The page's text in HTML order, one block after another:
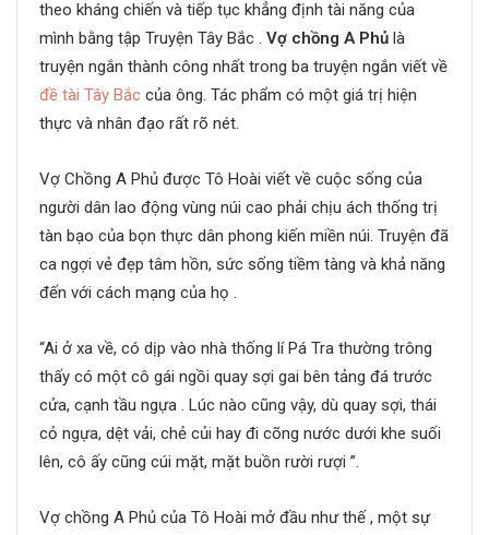
theo kháng chiến và tiếp tục khẳng định tài năng của
mình bằng tập Truyện Tây Bắc . Vợ chồng A Phủ là
truyện ngắn thành công nhất trong ba truyện ngắn viết về
đề tài Tây Bắc của ông. Tác phẩm có một giá trị hiện
thực và nhân đạo rất rõ nét.
Vợ Chồng A Phủ được Tô Hoài viết về cuộc sống của
người dân lao động vùng núi cao phải chịu ách thống trị
tàn bạo của bọn thực dân phong kiến miền núi. Truyện đã
ca ngợi vẻ đẹp tâm hồn, sức sống tiềm tàng và khả năng
đến với cách mạng của họ .
“Ai ở xa về, có dịp vào nhà thống lí Pá Tra thường trông
thấy có một cô gái ngồi quay sợi gai bên tảng đá trước
cửa, cạnh tầu ngựa . Lúc nào cũng vậy, dù quay sợi, thái
cỏ ngựa, dệt vải, chẻ củi hay đi cõng nước dưới khe suối
lên, cô ấy cũng cúi mặt, mặt buồn rười rượi ”.
Vợ chồng A Phủ của Tô Hoài mở đầu như thế , một sự